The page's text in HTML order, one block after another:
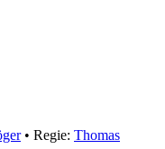
• Regie: Thomas